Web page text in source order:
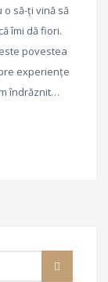
o să-ți vină să
îmi dă fiori.
povestea
experiențe
îndrăznit…